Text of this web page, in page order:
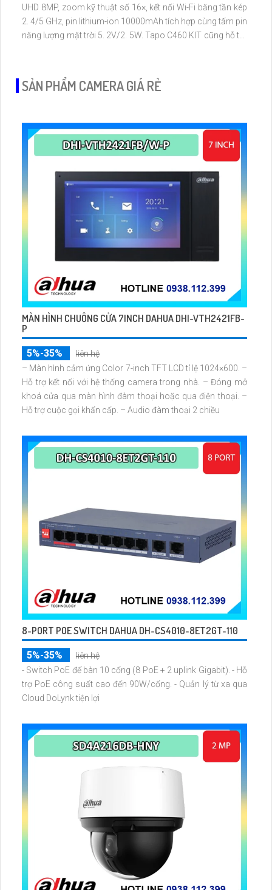
UHD 8MP, zoom kỹ thuật số 16×, kết nối Wi-Fi băng tần kép
2. 4/5 GHz, pin lithium-ion 10000mAh tích hợp cùng tấm pin
năng lượng mặt trời 5. 2V/2. 5W. Tapo C460 KIT cũng hỗ trợ
SẢN PHẨM CAMERA GIÁ RẺ
MÀN HÌNH CHUÔNG CỬA 7INCH DAHUA DHI-VTH2421FB-
P
5%-35%
liên hệ
– Màn hình cảm ứng Color 7-inch TFT LCD tỉ lệ 1024×600. –
Hỗ trợ kết nối với hệ thống camera trong nhà. – Đóng mở
khoá cửa qua màn hình đàm thoại hoặc qua điện thoại. –
Hỗ trợ cuộc gọi khẩn cấp. – Audio đàm thoại 2 chiều
8-PORT POE SWITCH DAHUA DH-CS4010-8ET2GT-110
5%-35%
liên hệ
- Switch PoE để bàn 10 cổng (8 PoE + 2 uplink Gigabit). - Hỗ
trợ PoE công suất cao đến 90W/cổng. - Quản lý từ xa qua
Cloud DoLynk tiện lợi